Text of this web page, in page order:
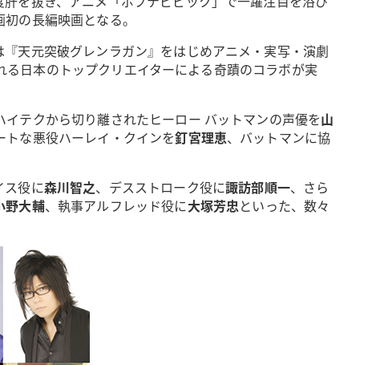
の長編映画となる。
『天元突破グレンラガン』をはじめアニメ・実写・演劇
る日本のトップクリエイターによる奇蹟のコラボが実
テクから切り離されたヒーロー バットマンの声優を山
な悪役ハーレイ・クインを釘宮理恵、バットマンに協
ス役に森川智之、デスストローク役に諏訪部順一、さら
野大輔、執事アルフレッド役に大塚芳忠といった、数々